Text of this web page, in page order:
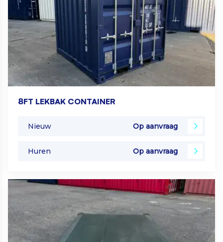
8FT LEKBAK CONTAINER
Nieuw Op aanvraag
Huren Op aanvraag